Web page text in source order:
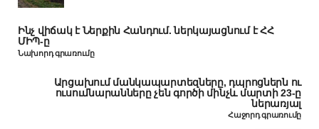
Ինչ վիճակ է Ներքին Հանդում. ներկայացնում է ՀՀ
ՄԻՊ-ը
Նախորդ գրառումը
Արցախում մանկապարտեզները, դպրոցներն ու
ուսումնարանները չեն գործի մինչև մարտի 23-ը
ներառյալ
Հաջորդ գրառումը